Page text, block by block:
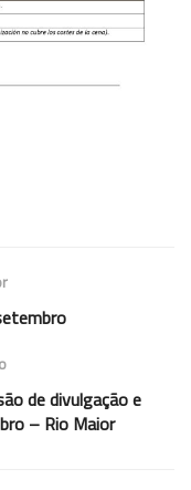
de divulgação e
– Rio Maior